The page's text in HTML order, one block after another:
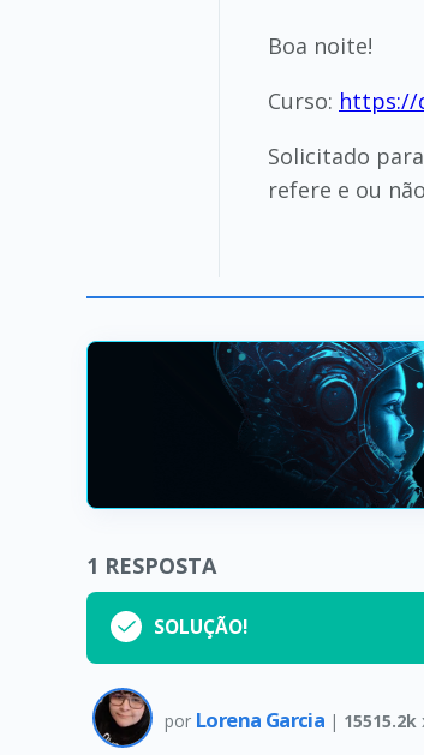
Boa noite!
Curso: https://
Solicitado
refere e ou
1 RESPOSTA
SOLUÇÃO!
por Lorena Garcia | 15515.2k